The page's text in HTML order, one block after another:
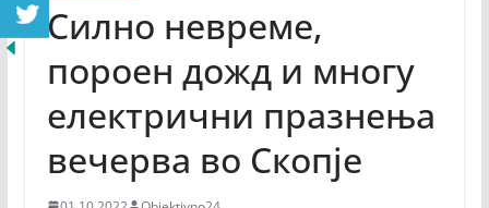
Силно невреме,
пороен дожд и многу
електрични празнења
вечерва во Скопје